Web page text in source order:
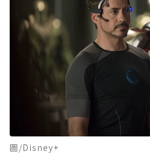
圖/Disney+